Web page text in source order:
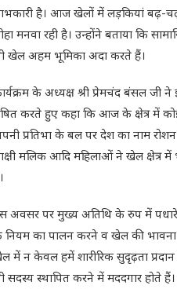
है। आज खेलों में लड़कियां बढ़-
मनवा रही है। उन्होंने बताया कि
खेल अहम भूमिका अदा करते हैं।
के अध्यक्ष श्री प्रेमचंद बंसल जी
करते हुए कहा कि आज के क्षेत्र में
प्रतिभा के बल पर देश का नाम रोशन
मलिक आदि महिलाओं ने खेल क्षेत्र
अवसर पर मुख्य अतिथि के रुप में पधारे
नियम का पालन करने व खेल की
में न केवल हमें शारीरिक सुदृढ़ता
सदस्य स्थापित करने में मददगार होते